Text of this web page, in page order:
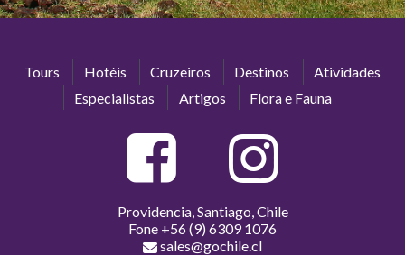
Tours Hotéis Cruzeiros Destinos
Atividades
Especialistas
Artigos Flora e Fauna
Providencia, Santiago, Chile
Fone +56 (9) 6309 1076
sales@gochile.cl